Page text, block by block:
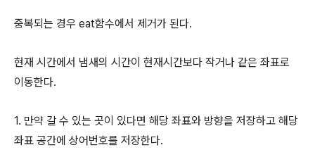
중복되는 경우 eat함수에서 제거가 된다.
현재 시간에서 냄새의 시간이 현재시간보다 작거나 같은 좌표로
이동한다.
1. 만약 갈 수 있는 곳이 있다면 해당 좌표와 방향을 저장하고 해당
좌표 공간에 상어번호를 저장한다.